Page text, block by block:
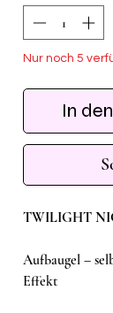
Nur noch 5
In
TWILIGHT
Aufbaugel –
Effekt